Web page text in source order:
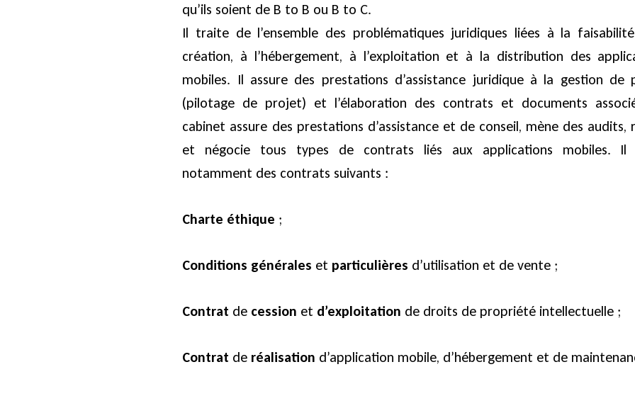
qu’ils soient de B to B ou B to C.
Il traite de l’ensemble des problématiques juridiques liées à la
création, à l’hébergement, à l’exploitation et à la distribution des
mobiles. Il assure des prestations d’assistance juridique à la gestion de
(pilotage de projet) et l’élaboration des contrats et documents
cabinet assure des prestations d’assistance et de conseil, mène des audits,
et négocie tous types de contrats liés aux applications mobiles. Il
notamment des contrats suivants :
Charte éthique ;
Conditions générales et particulières d’utilisation et de vente ;
Contrat de cession et d’exploitation de droits de propriété intellectuelle ;
Contrat de réalisation d’application mobile, d’hébergement et de